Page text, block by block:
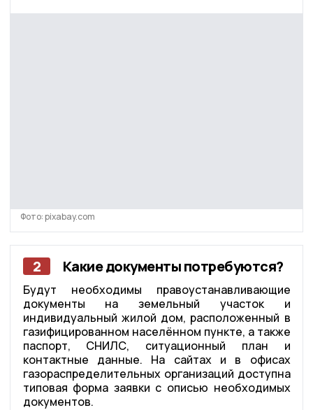
Фото: pixabay.com
2 Какие документы потребуются?
Будут необходимы правоустанавливающие
документы на земельный участок и
индивидуальный жилой дом, расположенный в
газифицированном населённом пункте, а также
паспорт, СНИЛС, ситуационный план и
контактные данные. На сайтах и в офисах
газораспределительных организаций доступна
типовая форма заявки с описью необходимых
документов.